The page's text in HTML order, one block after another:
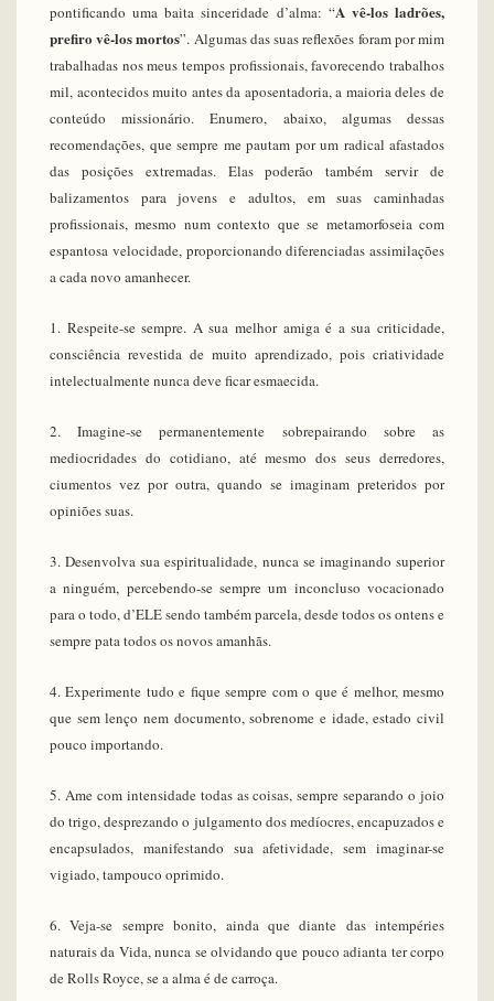
pontificando uma baita sinceridade d’alma: “A vê-los ladrões,
prefiro vê-los mortos”. Algumas das suas reflexões foram por mim
trabalhadas nos meus tempos profissionais, favorecendo trabalhos
mil, acontecidos muito antes da aposentadoria, a maioria deles de
conteúdo missionário. Enumero, abaixo, algumas dessas
recomendações, que sempre me pautam por um radical afastados
das posições extremadas. Elas poderão também servir de
balizamentos para jovens e adultos, em suas caminhadas
profissionais, mesmo num contexto que se metamorfoseia com
espantosa velocidade, proporcionando diferenciadas assimilações
a cada novo amanhecer.
1. Respeite-se sempre. A sua melhor amiga é a sua criticidade,
consciência revestida de muito aprendizado, pois criatividade
intelectualmente nunca deve ficar esmaecida.
2. Imagine-se permanentemente sobrepairando sobre as
mediocridades do cotidiano, até mesmo dos seus derredores,
ciumentos vez por outra, quando se imaginam preteridos por
opiniões suas.
3. Desenvolva sua espiritualidade, nunca se imaginando superior
a ninguém, percebendo-se sempre um inconcluso vocacionado
para o todo, d’ELE sendo também parcela, desde todos os ontens e
sempre pata todos os novos amanhãs.
4. Experimente tudo e fique sempre com o que é melhor, mesmo
que sem lenço nem documento, sobrenome e idade, estado civil
pouco importando.
5. Ame com intensidade todas as coisas, sempre separando o joio
do trigo, desprezando o julgamento dos medíocres, encapuzados e
encapsulados, manifestando sua afetividade, sem imaginar-se
vigiado, tampouco oprimido.
6. Veja-se sempre bonito, ainda que diante das intempéries
naturais da Vida, nunca se olvidando que pouco adianta ter corpo
de Rolls Royce, se a alma é de carroça.